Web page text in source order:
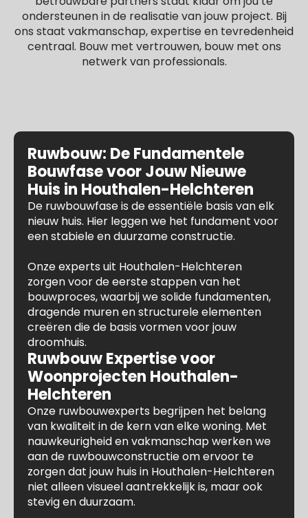
ondersteunen in de realisatie van jouw project. Bij
ons staat vakmanschap, expertise en tevredenheid
centraal. Bouw met vertrouwen, bouw met ons
netwerk van professionals.
Ruwbouw: De Fundamentele
Bouwfase voor Jouw Nieuwe
Huis in Houthalen-Helchteren
De ruwbouwfase is de essentiële basis van elk
nieuw huis. Hier leggen we het fundament voor
een stabiele en duurzame constructie.
Onze experts uit Houthalen-Helchteren
zorgen voor de eerste stappen van het
bouwproces, waarbij we solide fundamenten,
dragende muren en structurele elementen
creëren die de basis vormen voor jouw
droomhuis.
Ruwbouw Expertise voor
Woonprojecten Houthalen-
Helchteren
Onze ruwbouwexperts begrijpen het belang
van kwaliteit in de kern van elke woning. Met
nauwkeurigheid en vakmanschap werken we
aan de ruwbouwconstructie om ervoor te
zorgen dat jouw huis in Houthalen-Helchteren
niet alleen visueel aantrekkelijk is, maar ook
stevig en duurzaam.